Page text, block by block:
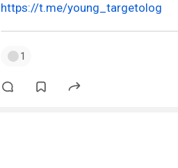
https://t.me/young_targetolog
1